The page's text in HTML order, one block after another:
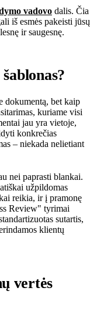
vadovo dalis. Čia
iš esmės pakeisti jūsų
ir saugesnę.
dokumentą, bet kaip
kuriame visi
jau yra vietoje,
konkrečias
– niekada nelietiant
nei paprasti blankai.
užpildomas
reikia, ir į pramonę
Review" tyrimai
sutartis,
klientų
vertės